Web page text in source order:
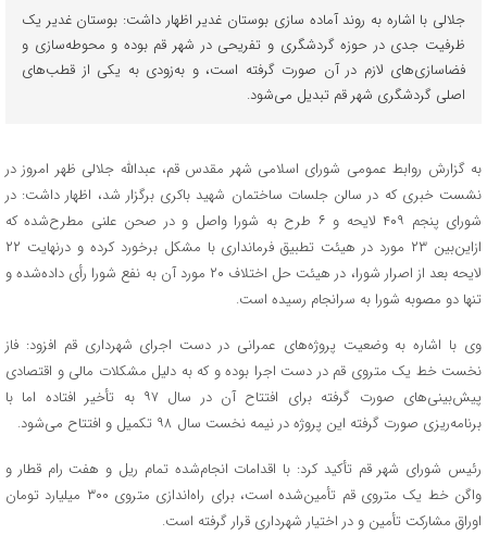
جلالی با اشاره به روند آماده سازی بوستان غدیر اظهار داشت: بوستان غدیر یک
ظرفیت جدی در حوزه گردشگری و تفریحی در شهر قم بوده و محوطه‌سازی و
فضاسازی‌های لازم در آن صورت گرفته است، و به‌زودی به یکی از قطب‌های
اصلی گردشگری شهر قم تبدیل می‌شود.
به گزارش روابط عمومی شورای اسلامی شهر مقدس قم، عبدالله جلالی ظهر امروز در
نشست خبری که در سالن جلسات ساختمان شهید باکری برگزار شد، اظهار داشت: در
شورای پنجم ۴۰۹ لایحه و ۶ طرح به شورا واصل و در صحن علنی مطرح‌شده که
ازاین‌بین ۲۳ مورد در هیئت تطبیق فرمانداری با مشکل برخورد کرده و درنهایت ۲۲
لایحه بعد از اصرار شورا، در هیئت حل اختلاف ۲۰ مورد آن به نفع شورا رأی داده‌شده و
تنها دو مصوبه شورا به سرانجام رسیده است.
وی با اشاره به وضعیت پروژه‌های عمرانی در دست اجرای شهرداری قم افزود: فاز
نخست خط یک متروی قم در دست اجرا بوده و که به دلیل مشکلات مالی و اقتصادی
پیش‌بینی‌های صورت گرفته برای افتتاح آن در سال ۹۷ به تأخیر افتاده اما با
برنامه‌ریزی صورت گرفته این پروژه در نیمه نخست سال ۹۸ تکمیل و افتتاح می‌شود.
رئیس شورای شهر قم تأکید کرد: با اقدامات انجام‌شده تمام ریل و هفت رام قطار و
واگن خط یک متروی قم تأمین‌شده است، برای راه‌اندازی متروی ۳۰۰ میلیارد تومان
اوراق مشارکت تأمین و در اختیار شهرداری قرار گرفته است.